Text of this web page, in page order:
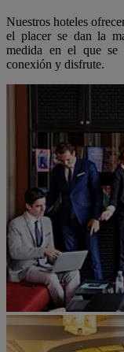
Nuestros hoteles
el placer se dan la
medida en el que se
conexión y disfrute.